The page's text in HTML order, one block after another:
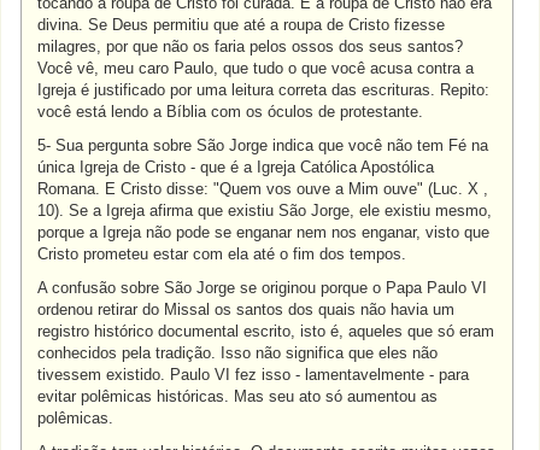
divina. Se Deus permitiu que até a roupa de Cristo fizesse
milagres, por que não os faria pelos ossos dos seus santos?
Você vê, meu caro Paulo, que tudo o que você acusa contra a
Igreja é justificado por uma leitura correta das escrituras. Repito:
você está lendo a Bíblia com os óculos de protestante.
5- Sua pergunta sobre São Jorge indica que você não tem Fé na
única Igreja de Cristo - que é a Igreja Católica Apostólica
Romana. E Cristo disse: "Quem vos ouve a Mim ouve" (Luc. X ,
10). Se a Igreja afirma que existiu São Jorge, ele existiu mesmo,
porque a Igreja não pode se enganar nem nos enganar, visto que
Cristo prometeu estar com ela até o fim dos tempos.
A confusão sobre São Jorge se originou porque o Papa Paulo VI
ordenou retirar do Missal os santos dos quais não havia um
registro histórico documental escrito, isto é, aqueles que só eram
conhecidos pela tradição. Isso não significa que eles não
tivessem existido. Paulo VI fez isso - lamentavelmente - para
evitar polêmicas históricas. Mas seu ato só aumentou as
polêmicas.